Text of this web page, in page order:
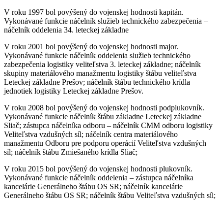
V roku 1997 bol povýšený do vojenskej hodnosti kapitán.
Vykonávané funkcie náčelník služieb technického zabezpečenia –
náčelník oddelenia 34. leteckej základne
V roku 2001 bol povýšený do vojenskej hodnosti major.
Vykonávané funkcie náčelník oddelenia služieb technického
zabezpečenia logistiky veliteľstva 3. leteckej základne; náčelník
skupiny materiálového manažmentu logistiky štábu veliteľstva
Leteckej základne Prešov; náčelník štábu technického krídla
jednotiek logistiky Leteckej základne Prešov.
V roku 2008 bol povýšený do vojenskej hodnosti podplukovník.
Vykonávané funkcie náčelník štábu základne Leteckej základne
Sliač; zástupca náčelníka odboru – náčelník CMM odboru logistiky
Veliteľstva vzdušných síl; náčelník centra materiálového
manažmentu Odboru pre podporu operácií Veliteľstva vzdušných
síl; náčelník štábu Zmiešaného krídla Sliač;
V roku 2015 bol povýšený do vojenskej hodnosti plukovník.
Vykonávané funkcie náčelník oddelenia – zástupca náčelníka
kancelárie Generálneho štábu OS SR; náčelník kancelárie
Generálneho štábu OS SR; náčelník štábu Veliteľstva vzdušných síl;